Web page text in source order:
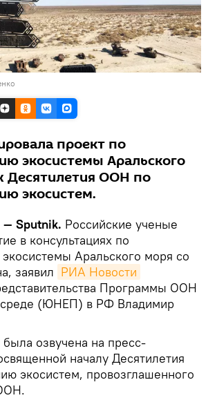
проект по
экосистемы Аральского
Десятилетия ООН по
экосистем.
Sputnik. Российские ученые
в консультациях по
Аральского моря со
заявил РИА Новости
Программы ООН
(ЮНЕП) в РФ Владимир
озвучена на пресс-
началу Десятилетия
экосистем, провозглашенного